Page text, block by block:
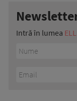
Intră în lumea